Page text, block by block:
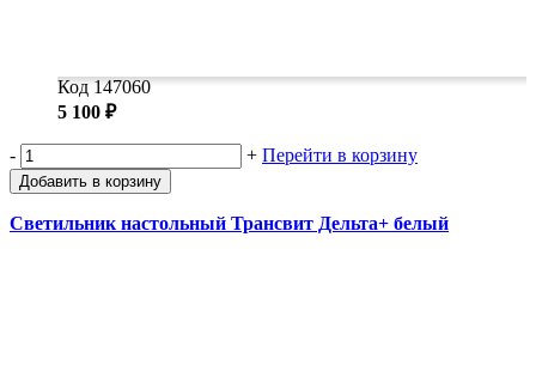
Код 147060
5 100 ₽
- + Перейти в корзину
Добавить в корзину
Светильник настольный Трансвит Дельта+ белый